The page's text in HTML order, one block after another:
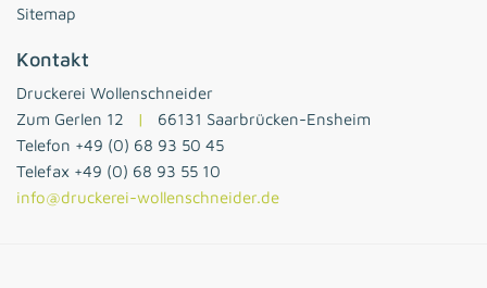
Sitemap
Kontakt
Druckerei Wollenschneider
Zum Gerlen 12
|
66131 Saarbrücken-Ensheim
Telefon +49 (0) 68 93 50 45
Telefax +49 (0) 68 93 55 10
info@druckerei-wollenschneider.de